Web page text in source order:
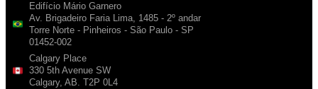
Edifício Mário Garnero
Av. Brigadeiro Faria Lima, 1485 - 2º andar
Torre Norte - Pinheiros - São Paulo - SP
01452-002
Calgary Place
330 5th Avenue SW
Calgary, AB. T2P 0L4